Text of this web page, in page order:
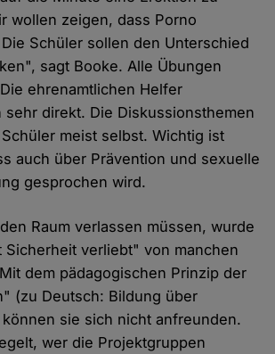
wollen zeigen, dass Porno
Schüler sollen den Unterschied
sagt Booke. Alle Übungen
ehrenamtlichen Helfer
sehr direkt. Die Diskussionsthemen
meist selbst. Wichtig ist
auch über Prävention und sexuelle
gesprochen wird.
Raum verlassen müssen, wurde
Sicherheit verliebt" von manchen
dem pädagogischen Prinzip der
(zu Deutsch: Bildung über
sie sich nicht anfreunden.
wer die Projektgruppen